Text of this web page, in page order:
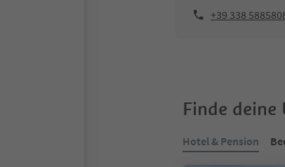
+39 338
Finde
Hotel & Pension